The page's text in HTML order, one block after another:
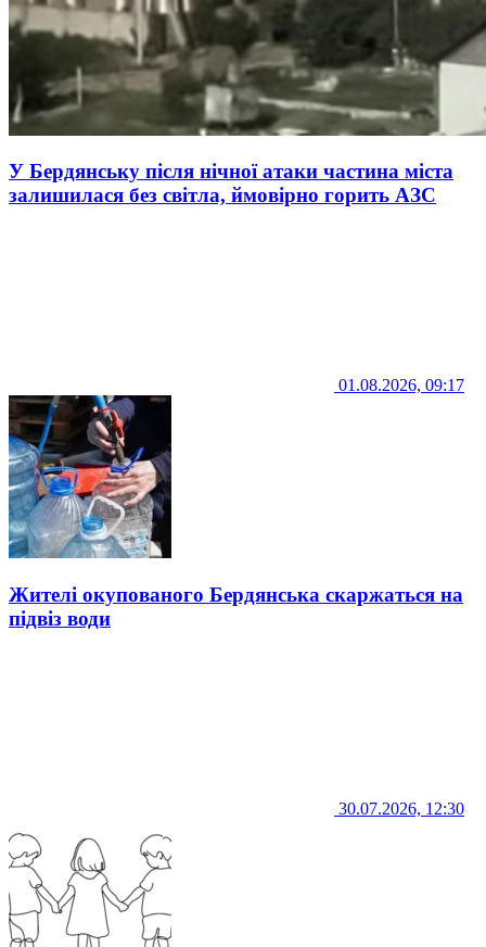
У Бердянську після нічної атаки частина міста
залишилася без світла, ймовірно горить АЗС
01.08.2026, 09:17
Жителі окупованого Бердянська скаржаться на
підвіз води
30.07.2026, 12:30